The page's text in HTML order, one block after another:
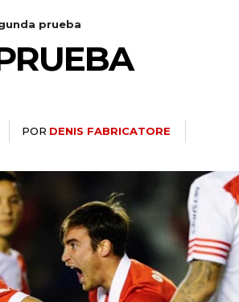
prueba
POR DENIS FABRICATORE